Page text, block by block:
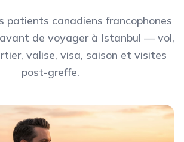
patients canadiens francophones
de voyager à Istanbul — vol,
valise, visa, saison et visites
post-greffe.